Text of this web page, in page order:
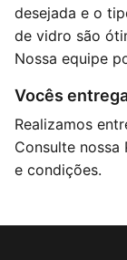
desejada e o
de vidro são
Nossa equipe
Vocês
Realizamos
Consulte nossa
e condições.